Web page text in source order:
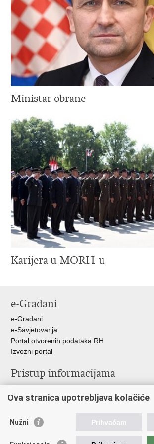
Ministar obrane
Karijera u MORH-u
e-Građani
e-Građani
e-Savjetovanja
Portal otvorenih podataka RH
Izvozni portal
Pristup informacijama
Izjava o pristupačnosti
Ravnopravnost spolova u MORH-u i OSRH
Ova stranica upotrebljava kolačiće
Nužni Prihvaćam